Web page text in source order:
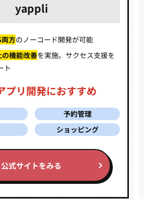
yappli
方のノーコード開発が可能
機能改善を実施。 サクセス支援を
ト
プリ開発におすすめ
予約管理
ショッピング
公式サイトをみる